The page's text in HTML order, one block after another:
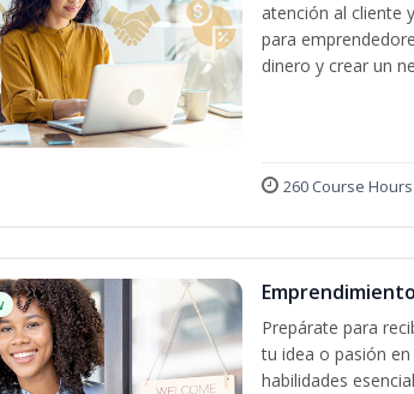
atención al cliente
para
dinero y crear un
260 Course Hours
Prepárate para
tu idea o pasión
habilidades